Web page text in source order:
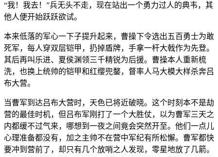
“我！我去！”兵无头不走，现在站出一个勇力过人的典韦，其
他人便开始跃跃欲试。
本来低落的军心一下子提升起来，曹操下令选出五百勇士为敢
死军，每人穿双层铠甲，扔掉盾牌，手拿一杆大戟作为先登。
其后再叫乐进、夏侯渊领三千精锐为后援。曹操本人重新梳
洗，也换上统帅的铠甲和红缨兜鍪，督率人马大模大样杀奔吕
布大营。
当曹军到达吕布大营时，天色已将近破晓。这个时刻本不是劫
营的最佳时机，但吕布军刚打了一个大胜仗，以为曹军三天之
内都缓不过气来，哪想到一夜之间竟会突然开至。他们一点儿
心理准备都没有，加之主帅不在营中军纪有所松懈。曹军都快
要冲到营前了，却只有几个放哨之人发现，零星地放了几箭。